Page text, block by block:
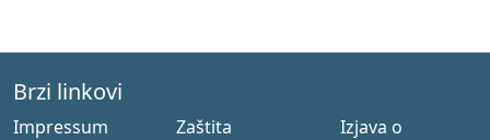
Brzi linkovi
Impressum
Zaštita
Izjava o